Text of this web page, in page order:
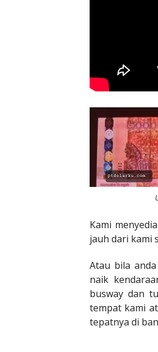
Kami
jauh dari kami
Atau bila
naik
busway dan
tempat kami
tepatnya di